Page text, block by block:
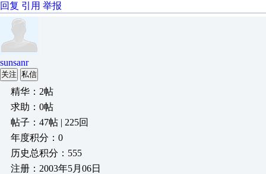
回复 引用 举报
sunsanr
关注 私信
精华：2帖
求助：0帖
帖子：47帖 | 225回
年度积分：0
历史总积分：555
注册：2003年5月06日